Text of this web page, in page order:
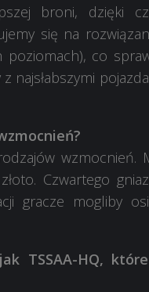
broni, dzięki
się na
poziomach), co
najsłabszymi
wzmocnień.
Czwartego
gracze mogliby
TSSAA-HQ,